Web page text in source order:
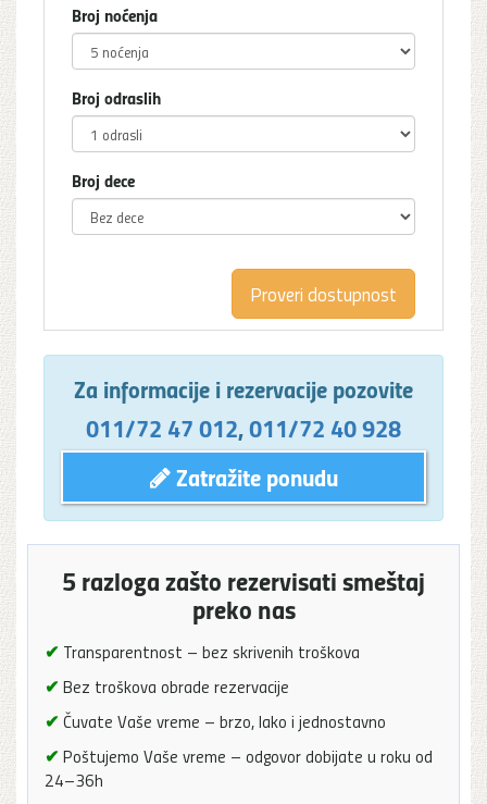
Broj noćenja
Broj odraslih
Broj dece
Za informacije i rezervacije pozovite
011/72 47 012,011/72 40 928
Zatražite ponudu
5 razloga zašto rezervisati smeštaj
preko nas
✔ Transparentnost – bez skrivenih troškova
✔ Bez troškova obrade rezervacije
✔ Čuvate Vaše vreme – brzo, lako i jednostavno
✔ Poštujemo Vaše vreme – odgovor dobijate u roku od
24–36h